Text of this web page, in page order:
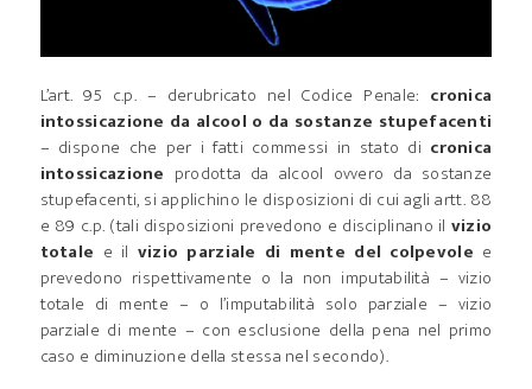
L’art. 95 c.p. – derubricato nel Codice Penale: cronica
intossicazione da alcool o da sostanze stupefacenti
– dispone che per i fatti commessi in stato di cronica
intossicazione prodotta da alcool ovvero da sostanze
stupefacenti, si applichino le disposizioni di cui agli artt. 88
e 89 c.p. (tali disposizioni prevedono e disciplinano il vizio
totale e il vizio parziale di mente del colpevole e
prevedono rispettivamente o la non imputabilità – vizio
totale di mente – o l’imputabilità solo parziale – vizio
parziale di mente – con esclusione della pena nel primo
caso e diminuzione della stessa nel secondo).